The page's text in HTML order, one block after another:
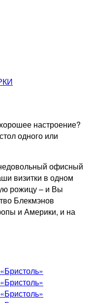
настроение?
одного или
офисный
визитки в одном
рожицу – и Вы
Блекмэнов
и Америки, и на